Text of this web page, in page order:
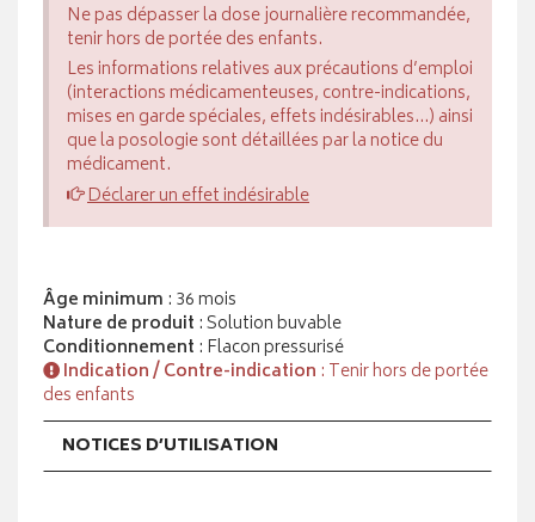
Ne pas dépasser la dose journalière recommandée,
tenir hors de portée des enfants.
Les informations relatives aux précautions d’emploi
(interactions médicamenteuses, contre-indications,
mises en garde spéciales, effets indésirables...) ainsi
que la posologie sont détaillées par la notice du
médicament.
Déclarer un effet indésirable
Âge minimum : 36 mois
Nature de produit : Solution buvable
Conditionnement : Flacon pressurisé
Indication / Contre-indication : Tenir hors de portée
des enfants
NOTICES D’UTILISATION